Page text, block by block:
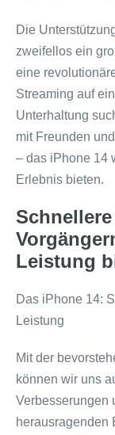
Die
zweifellos ein
eine
Streaming auf
Unterhaltung
mit Freunden
– das iPhone 14
Erlebnis bieten.
Leistung
Das iPhone 14:
Leistung
Mit der
können wir uns
Verbesserungen
herausragenden